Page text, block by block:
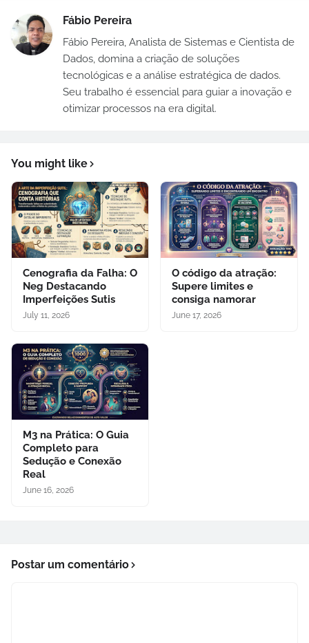
Fábio Pereira
Fábio Pereira, Analista de Sistemas e Cientista de
Dados, domina a criação de soluções
tecnológicas e a análise estratégica de dados.
Seu trabalho é essencial para guiar a inovação e
otimizar processos na era digital.
You might like
Cenografia da Falha: O
Neg Destacando
Imperfeições Sutis
July 11, 2026
O código da atração:
Supere limites e
consiga namorar
June 17, 2026
M3 na Prática: O Guia
Completo para
Sedução e Conexão
Real
June 16, 2026
Postar um comentário